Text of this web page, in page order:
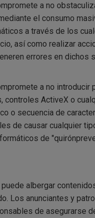
a no
el consumo
a través de los
así como realizar
errores en dichos
a no introducir
controles ActiveX o
o secuencia de
de causar cualquier
de
albergar
Los anunciantes y
de asegurarse